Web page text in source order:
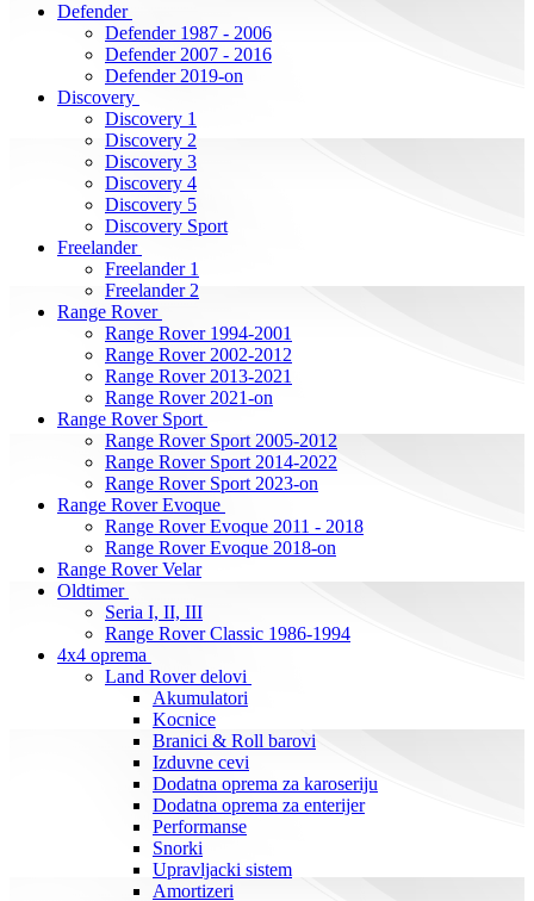
Defender
Defender 1987 - 2006
Defender 2007 - 2016
Defender 2019-on
Discovery
Discovery 1
Discovery 2
Discovery 3
Discovery 4
Discovery 5
Discovery Sport
Freelander
Freelander 1
Freelander 2
Range Rover
Range Rover 1994-2001
Range Rover 2002-2012
Range Rover 2013-2021
Range Rover 2021-on
Range Rover Sport
Range Rover Sport 2005-2012
Range Rover Sport 2014-2022
Range Rover Sport 2023-on
Range Rover Evoque
Range Rover Evoque 2011 - 2018
Range Rover Evoque 2018-on
Range Rover Velar
Oldtimer
Seria I, II, III
Range Rover Classic 1986-1994
4x4 oprema
Land Rover delovi
Akumulatori
Kocnice
Branici & Roll barovi
Izduvne cevi
Dodatna oprema za karoseriju
Dodatna oprema za enterijer
Performanse
Snorki
Upravljacki sistem
Amortizeri